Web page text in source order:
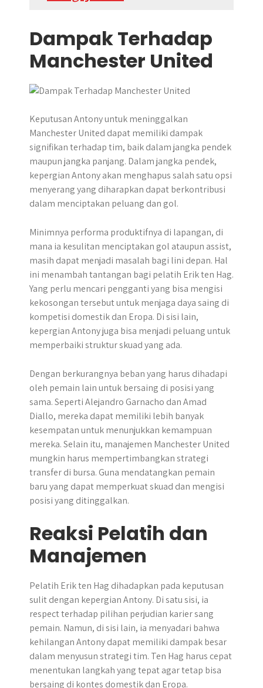
Dampak Terhadap
Manchester United
​Keputusan Antony untuk meninggalkan
Manchester United dapat memiliki dampak
signifikan terhadap tim, baik dalam jangka pendek
maupun jangka panjang.​ Dalam jangka pendek,
kepergian Antony akan menghapus salah satu opsi
menyerang yang diharapkan dapat berkontribusi
dalam menciptakan peluang dan gol.
Minimnya performa produktifnya di lapangan, di
mana ia kesulitan menciptakan gol ataupun assist,
masih dapat menjadi masalah bagi lini depan. Hal
ini menambah tantangan bagi pelatih Erik ten Hag.
Yang perlu mencari pengganti yang bisa mengisi
kekosongan tersebut untuk menjaga daya saing di
kompetisi domestik dan Eropa. Di sisi lain,
kepergian Antony juga bisa menjadi peluang untuk
memperbaiki struktur skuad yang ada.
Dengan berkurangnya beban yang harus dihadapi
oleh pemain lain untuk bersaing di posisi yang
sama. Seperti Alejandro Garnacho dan Amad
Diallo, mereka dapat memiliki lebih banyak
kesempatan untuk menunjukkan kemampuan
mereka. Selain itu, manajemen Manchester United
mungkin harus mempertimbangkan strategi
transfer di bursa. Guna mendatangkan pemain
baru yang dapat memperkuat skuad dan mengisi
posisi yang ditinggalkan.
Reaksi Pelatih dan
Manajemen
Pelatih Erik ten Hag dihadapkan pada keputusan
sulit dengan kepergian Antony. Di satu sisi, ia
respect terhadap pilihan perjudian karier sang
pemain. Namun, di sisi lain, ia menyadari bahwa
kehilangan Antony dapat memiliki dampak besar
dalam menyusun strategi tim. Ten Hag harus cepat
menentukan langkah yang tepat agar tetap bisa
bersaing di kontes domestik dan Eropa.